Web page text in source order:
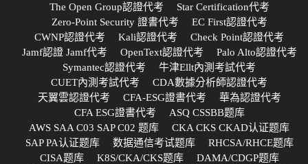
The Open Group認證代考
Star Certification代考
Zero-Point Security 證書代考
EC First認證代考
CWNP認證代考
Kali認證代考
Check Point認證代考
Jamf認證 Jamf代考
OpenText認證代考
Palo Alto認證代考
Symantec認證代考
牛津Ellt內測考試代考
CUET內測考試代考
CDA數據分析師認證代考
天翼雲認證代考
CFA-ESG證書代考
華為認證代考
CFA ESG證書代考
ASQ CSSBB题库
AWS SAA C03 SAP C02 题库
CKA CKS CKAD认证题库
SAP PA认证题库
数据通信考试题库
RHCSA/RHCE题库
CISA题库
K8S/CKA/CKS题库
DAMA/CDGP题库